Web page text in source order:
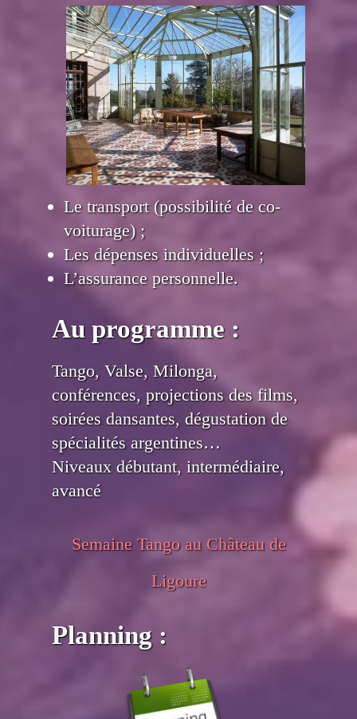
Le transport (possibilité de co-
voiturage) ;
Les dépenses individuelles ;
L’assurance personnelle.
Au programme :
Tango, Valse, Milonga,
conférences, projections des films,
soirées dansantes, dégustation de
spécialités argentines…
Niveaux débutant, intermédiaire,
avancé
Semaine Tango au Château de
Ligoure
Planning :